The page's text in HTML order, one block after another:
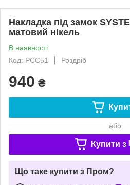
Накладка під замок
матовий нікель
В наявності
Код: РСС51
Роздріб
940 ₴
або
Купити з
Що таке купити з Пром?